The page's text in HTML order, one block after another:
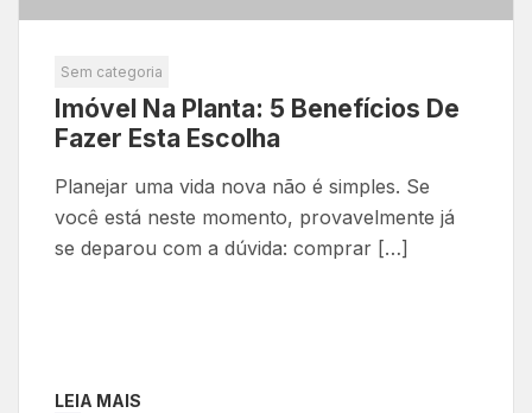
Sem categoria
Imóvel Na Planta: 5 Benefícios De
Fazer Esta Escolha
Planejar uma vida nova não é simples. Se
você está neste momento, provavelmente já
se deparou com a dúvida: comprar […]
LEIA MAIS